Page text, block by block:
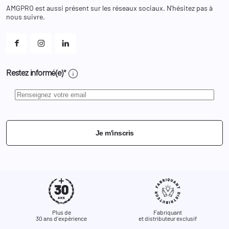
Changer votre mot de passe ?
Et les cookies ?
AMGPRO est aussi présent sur les réseaux sociaux. N'hésitez pas à
nous suivre.
Restez informé(e)* info
Je m'inscris
Plus de
30 ans d'expérience
Fabriquant
et distributeur exclusif